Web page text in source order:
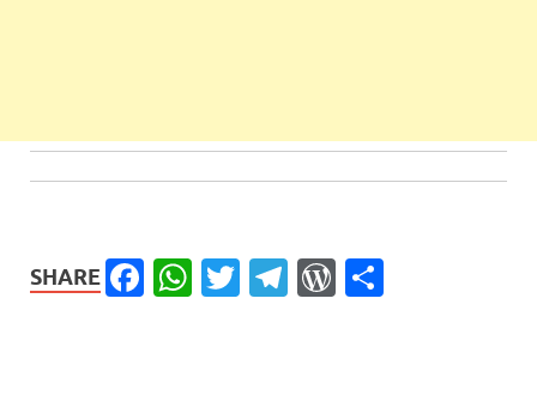
SHARE Facebook
WhatsApp
Twitter
Telegram
WordPress